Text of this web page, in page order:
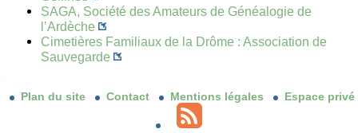
SAGA, Société des Amateurs de Généalogie de
l’Ardèche
Cimetières Familiaux de la Drôme : Association de
Sauvegarde
Plan du site Contact Mentions légales Espace privé